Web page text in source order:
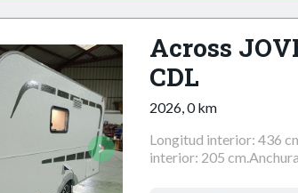
Across
CDL
2026, 0 km
Longitud interior: 436
interior: 205